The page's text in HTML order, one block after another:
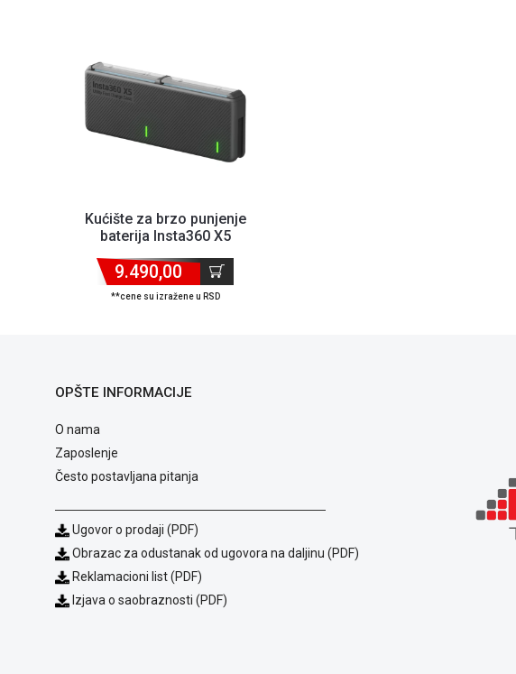
Kućište za brzo punjenje
baterija Insta360 X5
9.490,00
**cene su izražene u RSD
OPŠTE INFORMACIJE
O nama
Zaposlenje
Često postavljana pitanja
Ugovor o prodaji (PDF)
Obrazac za odustanak od ugovora na daljinu (PDF)
Reklamacioni list (PDF)
Izjava o saobraznosti (PDF)